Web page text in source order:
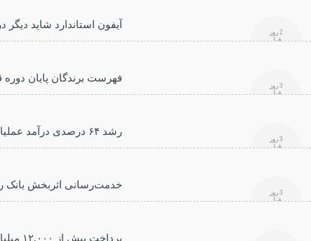
آیفون استاندارد شاید
2 روز
قبل
فهرست برندگان پایان
3 روز
قبل
رشد ۶۴ درصدی درآمد عملیاتی بانک رفاه کارگران در سه‌ماهه ابتدایی سال جاری
3 روز
قبل
خدمت‌رسانی اثربخش بانک
3 روز
قبل
پرداخت بیش از ۱۲,۰۰۰ میلیارد ریال تسهیلات ازدواج در تیر ماه سال جاری توسط بانک رفاه کارگران